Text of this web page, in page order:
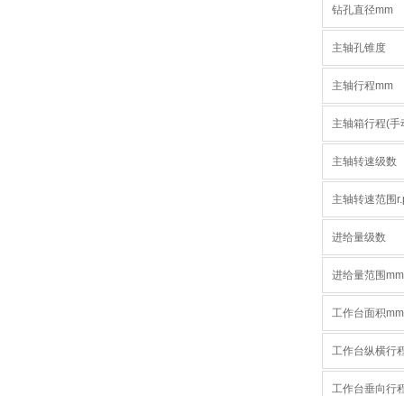
钻孔直径mm
主轴孔锥度
主轴行程mm
主轴箱行程(手
主轴转速级数
主轴转速范围
进给量级数
进给量范围
工作台面积mm
工作台纵横行
工作台垂向行